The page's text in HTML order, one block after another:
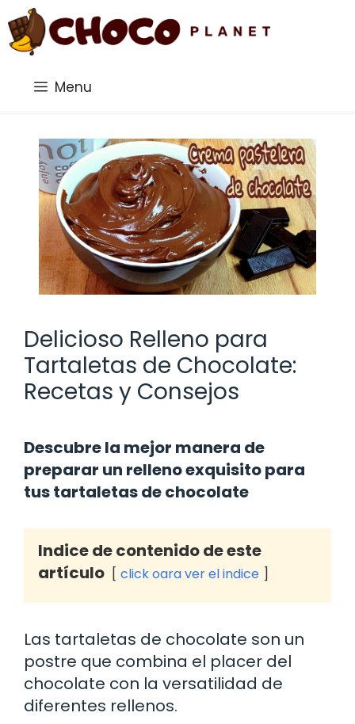
Saltar
al
contenido
Menu
Delicioso Relleno para
Tartaletas de Chocolate:
Recetas y Consejos
Descubre la mejor manera de
preparar un relleno exquisito para
tus tartaletas de chocolate
Indice de contenido de este
artículo
click oara ver el indice
Las tartaletas de chocolate son un
postre que combina el placer del
chocolate con la versatilidad de
diferentes rellenos.